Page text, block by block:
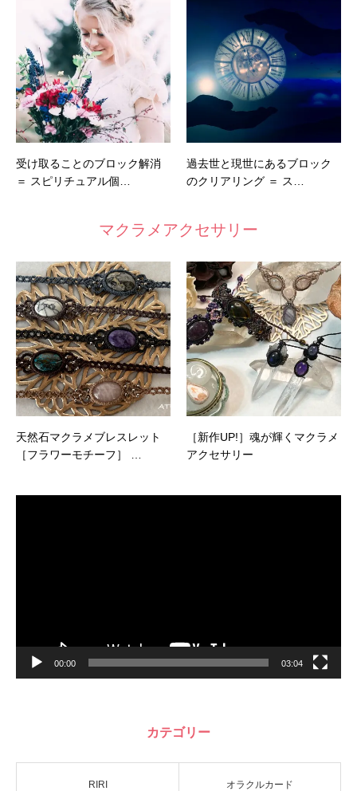
受け取ることのブロック解消
＝ スピリチュアル個…
過去世と現世にあるブロック
のクリアリング ＝ ス…
マクラメアクセサリー
天然石マクラメブレスレット
［フラワーモチーフ］ …
［新作UP!］魂が輝くマクラメ
アクセサリー
00:00 03:04
カテゴリー
RIRI オラクルカード